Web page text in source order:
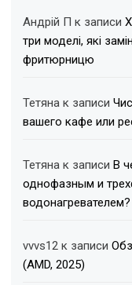
Андрій П к записи
три моделі, які
фритюрницю
Тетяна к записи
вашего кафе или
Тетяна к записиВ
однофазным и
водонагревателем?
vvvs12 к записи
(AMD, 2025)